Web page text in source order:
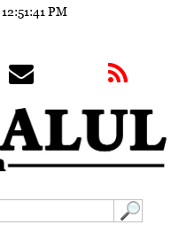
12:51:44 PM